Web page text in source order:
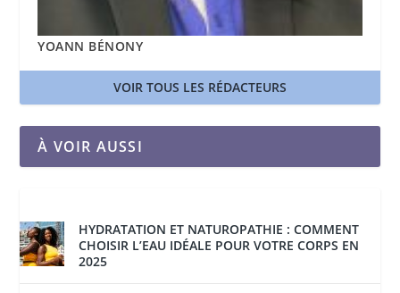
YOANN BÉNONY
VOIR TOUS LES RÉDACTEURS
À VOIR AUSSI
HYDRATATION ET NATUROPATHIE : COMMENT
CHOISIR L’EAU IDÉALE POUR VOTRE CORPS EN
2025